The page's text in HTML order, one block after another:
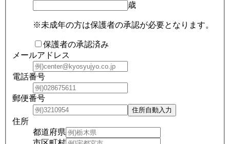
歳
※未成年の方は保護者の承認が必要となります。
保護者の承認済み
メールアドレス
電話番号
郵便番号
住所
都道府県